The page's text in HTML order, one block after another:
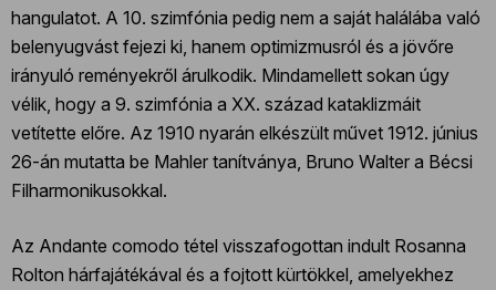
hangulatot. A 10. szimfónia pedig nem a saját halálába való
belenyugvást fejezi ki, hanem optimizmusról és a jövőre
irányuló reményekről árulkodik. Mindamellett sokan úgy
vélik, hogy a 9. szimfónia a XX. század kataklizmáit
vetítette előre. Az 1910 nyarán elkészült művet 1912. június
26-án mutatta be Mahler tanítványa, Bruno Walter a Bécsi
Filharmonikusokkal.
Az Andante comodo tétel visszafogottan indult Rosanna
Rolton hárfajátékával és a fojtott kürtökkel, amelyekhez